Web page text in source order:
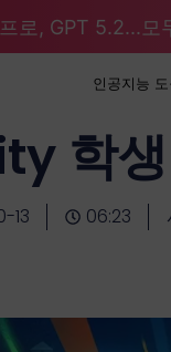
로, GPT 5.2...
인공지능 도
학
13 06:23